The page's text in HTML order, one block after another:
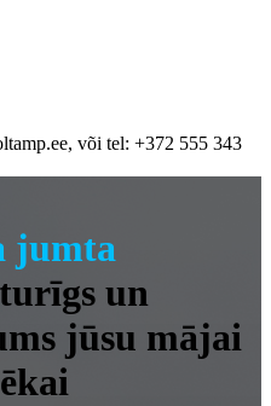
või tel: +372 555 343
jumta
un
jūsu mājai